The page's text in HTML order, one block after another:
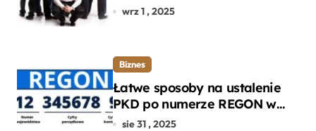
departamencie windykacji
wrz 1 , 2025
Biznes
Łatwe sposoby na ustalenie
PKD po numerze REGON w
kilku prostych krokach
sie 31 , 2025